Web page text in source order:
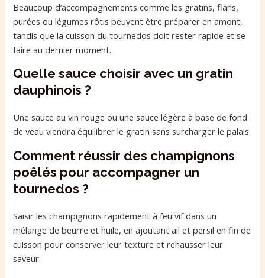
Beaucoup d’accompagnements comme les gratins, flans,
purées ou légumes rôtis peuvent être préparer en amont,
tandis que la cuisson du tournedos doit rester rapide et se
faire au dernier moment.
Quelle sauce choisir avec un gratin
dauphinois ?
Une sauce au vin rouge ou une sauce légère à base de fond
de veau viendra équilibrer le gratin sans surcharger le palais.
Comment réussir des champignons
poêlés pour accompagner un
tournedos ?
Saisir les champignons rapidement à feu vif dans un
mélange de beurre et huile, en ajoutant ail et persil en fin de
cuisson pour conserver leur texture et rehausser leur
saveur.